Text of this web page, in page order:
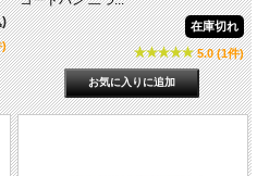
)
在庫切れ
5.0 (1件)